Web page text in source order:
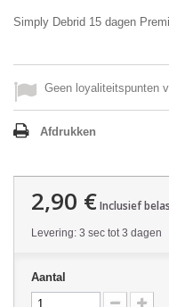
Simply Debrid 15 dagen
Geen loyaliteitspunten
Afdrukken
2,90 €Inclusief
Levering: 3 sec tot 3 dagen
Aantal